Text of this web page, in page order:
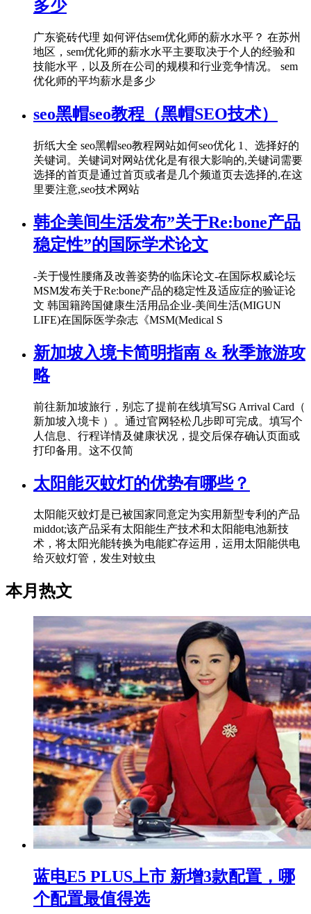
多少
广东瓷砖代理 如何评估sem优化师的薪水水平？ 在苏州
地区，sem优化师的薪水水平主要取决于个人的经验和
技能水平，以及所在公司的规模和行业竞争情况。 sem
优化师的平均薪水是多少
seo黑帽seo教程（黑帽SEO技术）
折纸大全 seo黑帽seo教程网站如何seo优化 1、选择好的
关键词。关键词对网站优化是有很大影响的,关键词需要
选择的首页是通过首页或者是几个频道页去选择的,在这
里要注意,seo技术网站
韩企美间生活发布”关于Re:bone产品
稳定性”的国际学术论文
-关于慢性腰痛及改善姿势的临床论文-在国际权威论坛
MSM发布关于Re:bone产品的稳定性及适应症的验证论
文 韩国籍跨国健康生活用品企业-美间生活(MIGUN
LIFE)在国际医学杂志《MSM(Medical S
新加坡入境卡简明指南 & 秋季旅游攻
略
前往新加坡旅行，别忘了提前在线填写SG Arrival Card（
新加坡入境卡 ）。通过官网轻松几步即可完成。填写个
人信息、行程详情及健康状况，提交后保存确认页面或
打印备用。这不仅简
太阳能灭蚊灯的优势有哪些？
太阳能灭蚊灯是已被国家同意定为实用新型专利的产品
middot;该产品采有太阳能生产技术和太阳能电池新技
术，将太阳光能转换为电能贮存运用，运用太阳能供电
给灭蚊灯管，发生对蚊虫
本月热文
蓝电E5 PLUS上市 新增3款配置，哪
个配置最值得选